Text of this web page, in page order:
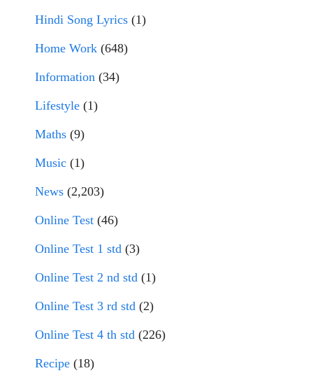
Hindi Song Lyrics (1)
Home Work (648)
Information (34)
Lifestyle (1)
Maths (9)
Music (1)
News (2,203)
Online Test (46)
Online Test 1 std (3)
Online Test 2 nd std (1)
Online Test 3 rd std (2)
Online Test 4 th std (226)
Recipe (18)